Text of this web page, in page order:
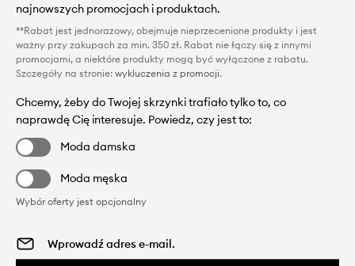
najnowszych promocjach i produktach.
**Rabat jest jednorazowy, obejmuje nieprzecenione produkty i jest
ważny przy zakupach za min. 350 zł. Rabat nie łączy się z innymi
promocjami, a niektóre produkty mogą być wyłączone z rabatu.
Szczegóły na stronie: wykluczenia z promocji.
Chcemy, żeby do Twojej skrzynki trafiało tylko to, co
naprawdę Cię interesuje. Powiedz, czy jest to:
Moda damska
Moda męska
Wybór oferty jest opcjonalny